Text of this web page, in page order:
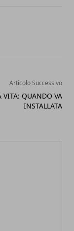
Articolo Successivo
VITA: QUANDO VA
INSTALLATA